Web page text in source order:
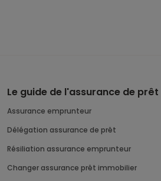
Le guide de l'assurance de prêt
Assurance emprunteur
Délégation assurance de prêt
Résiliation assurance emprunteur
Changer assurance prêt immobilier